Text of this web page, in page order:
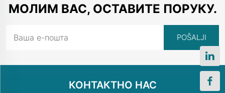
МОЛИМ ВАС, ОСТАВИТЕ ПОРУКУ.
КОНТАКТНО НАС